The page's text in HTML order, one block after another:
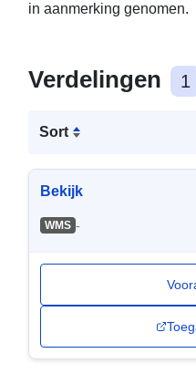
in aanmerking genomen.
Verdelingen 1
Sort
Bekijk
WMS -